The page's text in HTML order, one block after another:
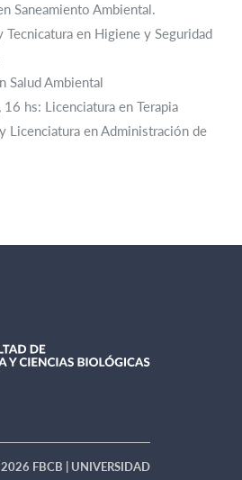
Saneamiento Ambiental.
Tecnicatura en Higiene y Seguridad
Salud Ambiental
hs: Licenciatura en Terapia
Licenciatura en Administración de
FBCB | UNIVERSIDAD